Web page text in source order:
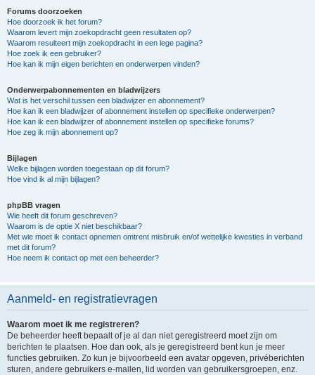
Forums doorzoeken
Hoe doorzoek ik het forum?
Waarom levert mijn zoekopdracht geen resultaten op?
Waarom resulteert mijn zoekopdracht in een lege pagina?
Hoe zoek ik een gebruiker?
Hoe kan ik mijn eigen berichten en onderwerpen vinden?
Onderwerpabonnementen en bladwijzers
Wat is het verschil tussen een bladwijzer en abonnement?
Hoe kan ik een bladwijzer of abonnement instellen op specifieke onderwerpen?
Hoe kan ik een bladwijzer of abonnement instellen op specifieke forums?
Hoe zeg ik mijn abonnement op?
Bijlagen
Welke bijlagen worden toegestaan op dit forum?
Hoe vind ik al mijn bijlagen?
phpBB vragen
Wie heeft dit forum geschreven?
Waarom is de optie X niet beschikbaar?
Met wie moet ik contact opnemen omtrent misbruik en/of wettelijke kwesties in verband
met dit forum?
Hoe neem ik contact op met een beheerder?
Aanmeld- en registratievragen
Waarom moet ik me registreren?
De beheerder heeft bepaalt of je al dan niet geregistreerd moet zijn om
berichten te plaatsen. Hoe dan ook, als je geregistreerd bent kun je meer
functies gebruiken. Zo kun je bijvoorbeeld een avatar opgeven, privéberichten
sturen, andere gebruikers e-mailen, lid worden van gebruikersgroepen, enz.